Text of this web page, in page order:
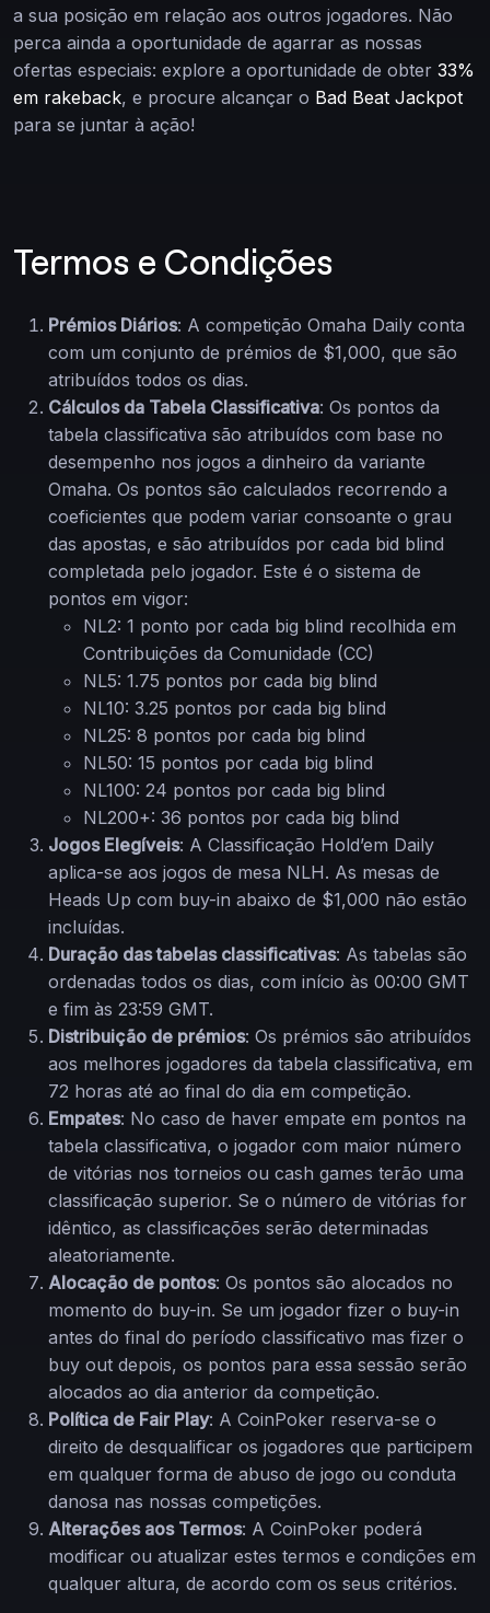
a sua posição em relação aos outros jogadores. Não
perca ainda a oportunidade de agarrar as nossas
ofertas especiais: explore a oportunidade de obter 33%
em rakeback, e procure alcançar o Bad Beat Jackpot
para se juntar à ação!
Termos e Condições
Prémios Diários: A competição Omaha Daily conta
com um conjunto de prémios de $1,000, que são
atribuídos todos os dias.
Cálculos da Tabela Classificativa: Os pontos da
tabela classificativa são atribuídos com base no
desempenho nos jogos a dinheiro da variante
Omaha. Os pontos são calculados recorrendo a
coeficientes que podem variar consoante o grau
das apostas, e são atribuídos por cada bid blind
completada pelo jogador. Este é o sistema de
pontos em vigor:
NL2: 1 ponto por cada big blind recolhida em
Contribuições da Comunidade (CC)
NL5: 1.75 pontos por cada big blind
NL10: 3.25 pontos por cada big blind
NL25: 8 pontos por cada big blind
NL50: 15 pontos por cada big blind
NL100: 24 pontos por cada big blind
NL200+: 36 pontos por cada big blind
Jogos Elegíveis: A Classificação Hold’em Daily
aplica-se aos jogos de mesa NLH. As mesas de
Heads Up com buy-in abaixo de $1,000 não estão
incluídas.
Duração das tabelas classificativas: As tabelas são
ordenadas todos os dias, com início às 00:00 GMT
e fim às 23:59 GMT.
Distribuição de prémios: Os prémios são atribuídos
aos melhores jogadores da tabela classificativa, em
72 horas até ao final do dia em competição.
Empates: No caso de haver empate em pontos na
tabela classificativa, o jogador com maior número
de vitórias nos torneios ou cash games terão uma
classificação superior. Se o número de vitórias for
idêntico, as classificações serão determinadas
aleatoriamente.
Alocação de pontos: Os pontos são alocados no
momento do buy-in. Se um jogador fizer o buy-in
antes do final do período classificativo mas fizer o
buy out depois, os pontos para essa sessão serão
alocados ao dia anterior da competição.
Política de Fair Play: A CoinPoker reserva-se o
direito de desqualificar os jogadores que participem
em qualquer forma de abuso de jogo ou conduta
danosa nas nossas competições.
Alterações aos Termos: A CoinPoker poderá
modificar ou atualizar estes termos e condições em
qualquer altura, de acordo com os seus critérios.